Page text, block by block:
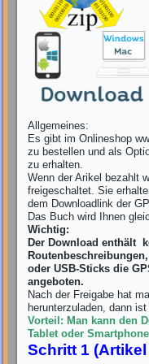
Allgemeines:
Es gibt im Onlineshop
zu bestellen und als
zu erhalten.
Wenn der Arikel bezahlt
freigeschaltet. Sie
dem Downloadlink der
Das Buch wird Ihnen
Wichtig:
Der Download enthält
oder USB-Sticks die
angeboten.
Nach der Freigabe hat
herunterzuladen, dann
Vorteil: Man kann den
Tablet oder
Schritt 1